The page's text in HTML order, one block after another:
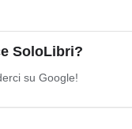
SoloLibri?
su Google!